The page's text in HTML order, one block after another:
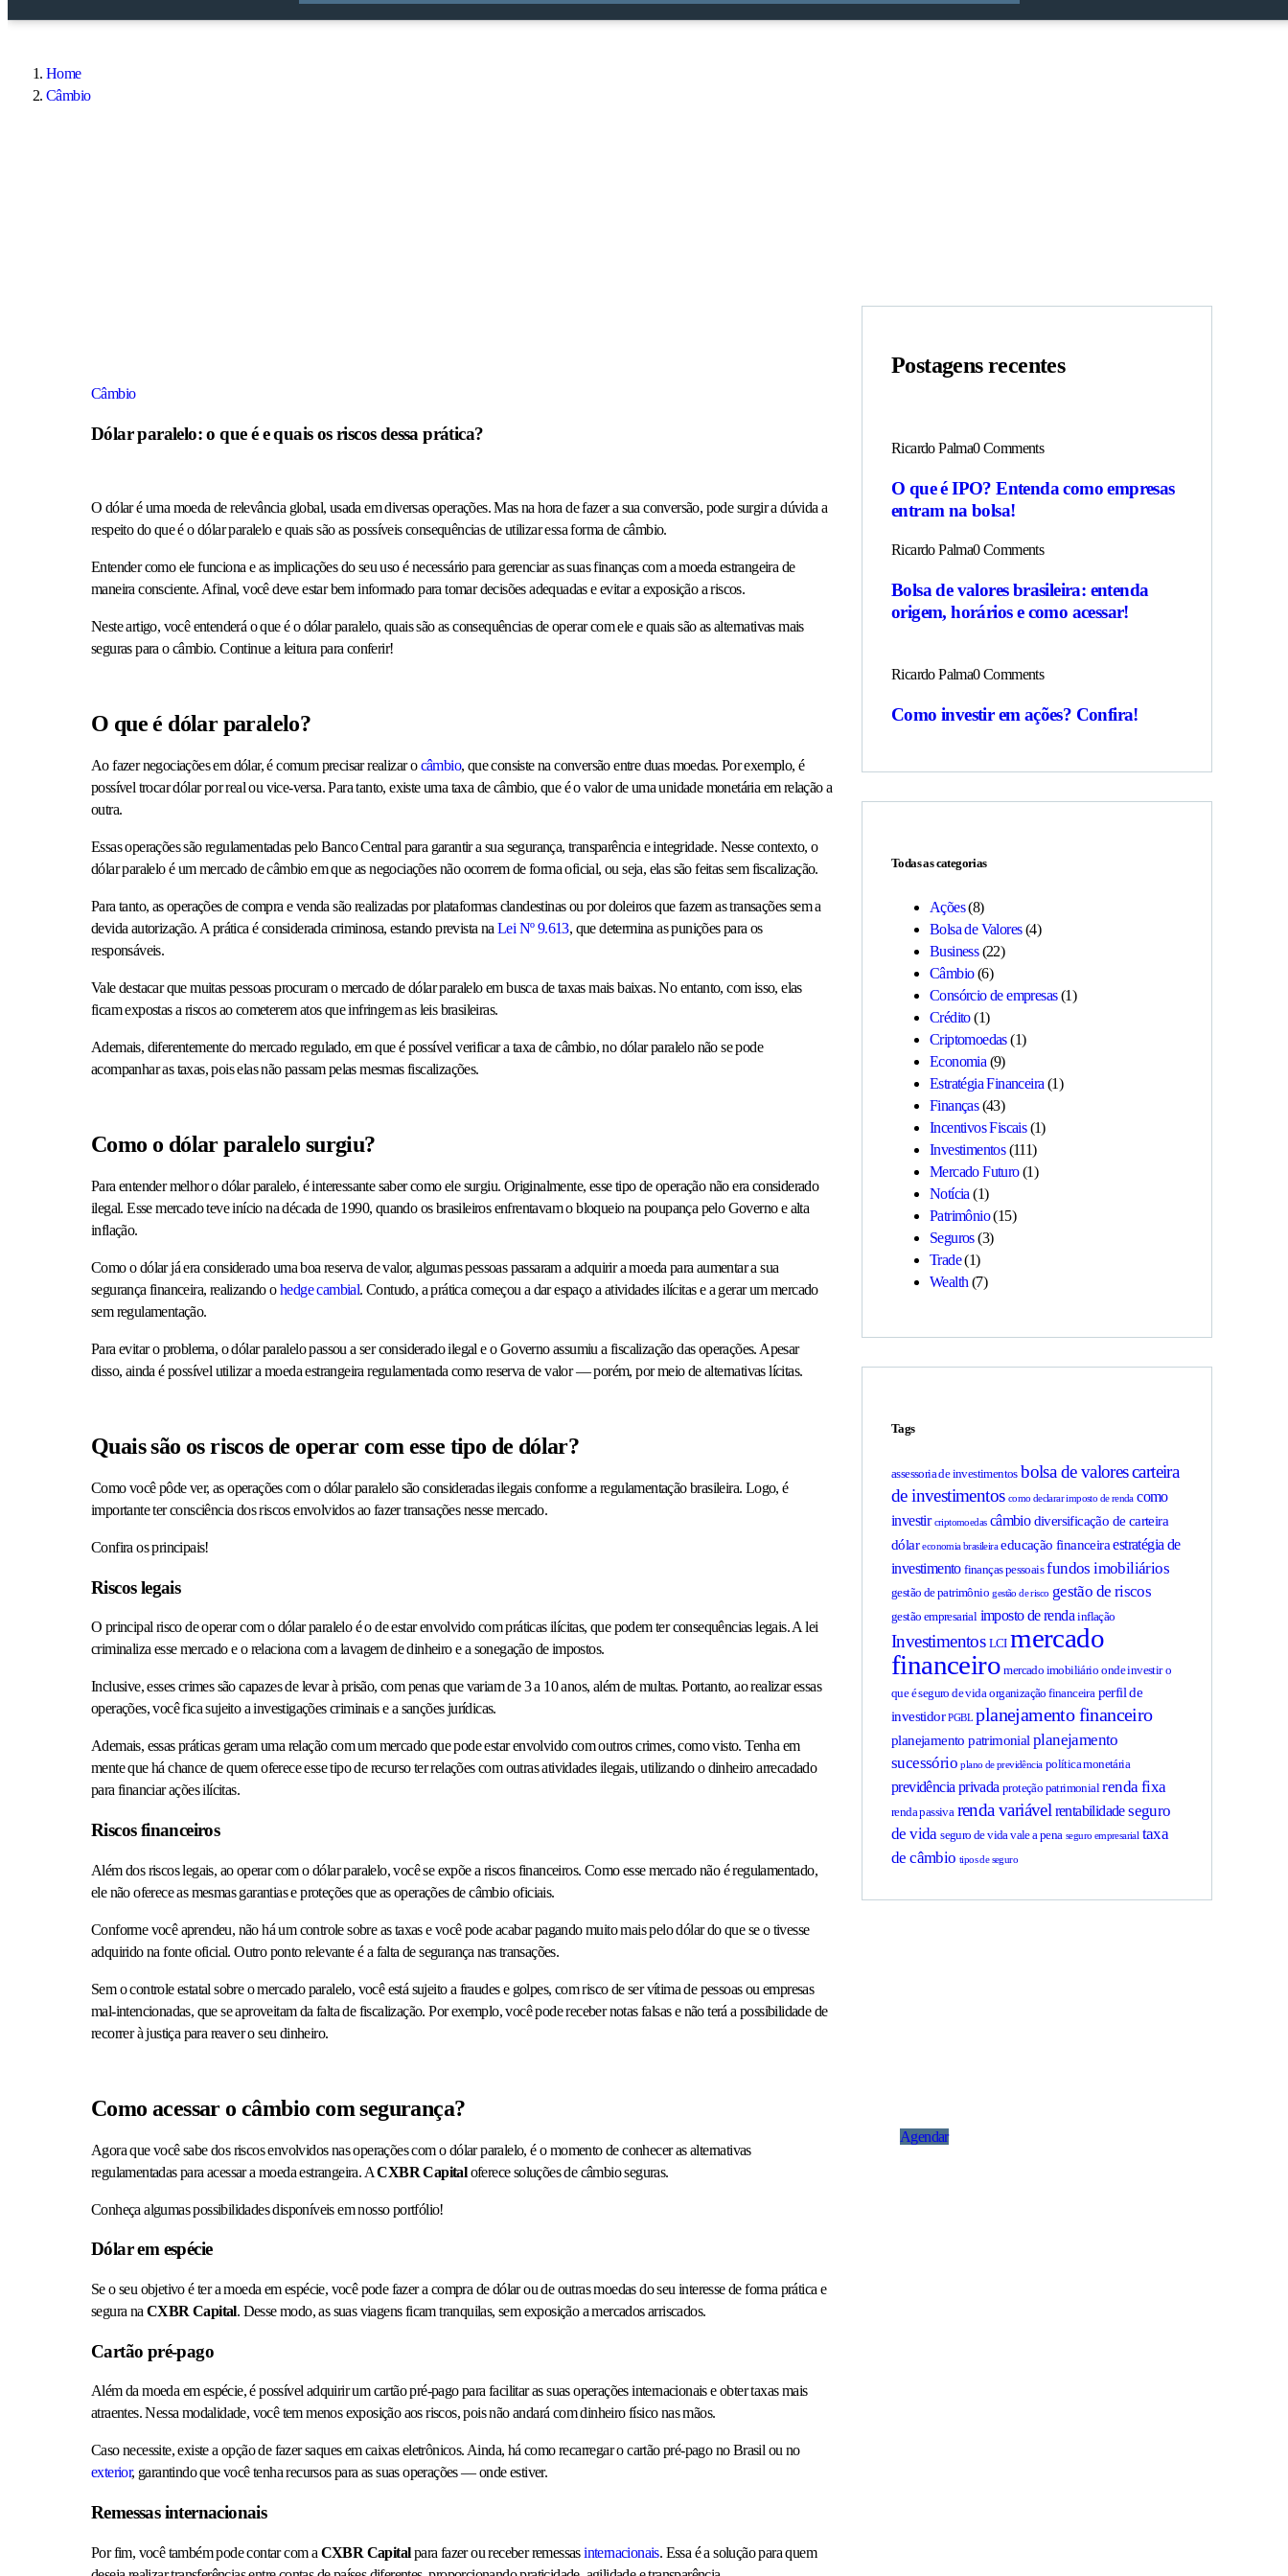
Home
Câmbio
Câmbio
Dólar paralelo: o que é e quais os riscos dessa prática?
O dólar é uma moeda de relevância global, usada em diversas operações. Mas na hora de fazer a sua conversão, pode surgir a dúvida a
respeito do que é o dólar paralelo e quais são as possíveis consequências de utilizar essa forma de câmbio.
Entender como ele funciona e as implicações do seu uso é necessário para gerenciar as suas finanças com a moeda estrangeira de
maneira consciente. Afinal, você deve estar bem informado para tomar decisões adequadas e evitar a exposição a riscos.
Neste artigo, você entenderá o que é o dólar paralelo, quais são as consequências de operar com ele e quais são as alternativas mais
seguras para o câmbio. Continue a leitura para conferir!
O que é dólar paralelo?
Ao fazer negociações em dólar, é comum precisar realizar ocâmbio, que consiste na conversão entre duas moedas. Por exemplo, é
possível trocar dólar por real ou vice-versa. Para tanto, existe uma taxa de câmbio, que é o valor de uma unidade monetária em relação a
outra.
Essas operações são regulamentadas pelo Banco Central para garantir a sua segurança, transparência e integridade. Nesse contexto, o
dólar paralelo é um mercado de câmbio em que as negociações não ocorrem de forma oficial, ou seja, elas são feitas sem fiscalização.
Para tanto, as operações de compra e venda são realizadas por plataformas clandestinas ou por doleiros que fazem as transações sem a
devida autorização. A prática é considerada criminosa, estando prevista na Lei Nº 9.613, que determina as punições para os
responsáveis.
Vale destacar que muitas pessoas procuram o mercado de dólar paralelo em busca de taxas mais baixas. No entanto, com isso, elas
ficam expostas a riscos ao cometerem atos que infringem as leis brasileiras.
Ademais, diferentemente do mercado regulado, em que é possível verificar a taxa de câmbio, no dólar paralelo não se pode
acompanhar as taxas, pois elas não passam pelas mesmas fiscalizações.
Como o dólar paralelo surgiu?
Para entender melhor o dólar paralelo, é interessante saber como ele surgiu. Originalmente, esse tipo de operação não era considerado
ilegal. Esse mercado teve início na década de 1990, quando os brasileiros enfrentavam o bloqueio na poupança pelo Governo e alta
inflação.
Como o dólar já era considerado uma boa reserva de valor, algumas pessoas passaram a adquirir a moeda para aumentar a sua
segurança financeira, realizando ohedge cambial. Contudo, a prática começou a dar espaço a atividades ilícitas e a gerar um mercado
sem regulamentação.
Para evitar o problema, o dólar paralelo passou a ser considerado ilegal e o Governo assumiu a fiscalização das operações. Apesar
disso, ainda é possível utilizar a moeda estrangeira regulamentada como reserva de valor — porém, por meio de alternativas lícitas.
Quais são os riscos de operar com esse tipo de dólar?
Como você pôde ver, as operações com o dólar paralelo são consideradas ilegais conforme a regulamentação brasileira. Logo, é
importante ter consciência dos riscos envolvidos ao fazer transações nesse mercado.
Confira os principais!
Riscos legais
O principal risco de operar com o dólar paralelo é o de estar envolvido com práticas ilícitas, que podem ter consequências legais. A lei
criminaliza esse mercado e o relaciona com a lavagem de dinheiro e a sonegação de impostos.
Inclusive, esses crimes são capazes de levar à prisão, com penas que variam de 3 a 10 anos, além de multas. Portanto, ao realizar essas
operações, você fica sujeito a investigações criminais e a sanções jurídicas.
Ademais, essas práticas geram uma relação com um mercado que pode estar envolvido com outros crimes, como visto. Tenha em
mente que há chance de quem oferece esse tipo de recurso ter relações com outras atividades ilegais, utilizando o dinheiro arrecadado
para financiar ações ilícitas.
Riscos financeiros
Além dos riscos legais, ao operar com o dólar paralelo, você se expõe a riscos financeiros. Como esse mercado não é regulamentado,
ele não oferece as mesmas garantias e proteções que as operações de câmbio oficiais.
Conforme você aprendeu, não há um controle sobre as taxas e você pode acabar pagando muito mais pelo dólar do que se o tivesse
adquirido na fonte oficial. Outro ponto relevante é a falta de segurança nas transações.
Sem o controle estatal sobre o mercado paralelo, você está sujeito a fraudes e golpes, com risco de ser vítima de pessoas ou empresas
mal-intencionadas, que se aproveitam da falta de fiscalização. Por exemplo, você pode receber notas falsas e não terá a possibilidade de
recorrer à justiça para reaver o seu dinheiro.
Como acessar o câmbio com segurança?
Agora que você sabe dos riscos envolvidos nas operações com o dólar paralelo, é o momento de conhecer as alternativas
regulamentadas para acessar a moeda estrangeira. ACXBR Capitaloferece soluções de câmbio seguras.
Conheça algumas possibilidades disponíveis em nosso portfólio!
Dólar em espécie
Se o seu objetivo é ter a moeda em espécie, você pode fazer a compra de dólar ou de outras moedas do seu interesse de forma prática e
segura naCXBR Capital. Desse modo, as suas viagens ficam tranquilas, sem exposição a mercados arriscados.
Cartão pré-pago
Além da moeda em espécie, é possível adquirir um cartão pré-pago para facilitar as suas operações internacionais e obter taxas mais
atraentes. Nessa modalidade, você tem menos exposição aos riscos, pois não andará com dinheiro físico nas mãos.
Caso necessite, existe a opção de fazer saques em caixas eletrônicos. Ainda, há como recarregar o cartão pré-pago no Brasil ou no
exterior, garantindo que você tenha recursos para as suas operações — onde estiver.
Remessas internacionais
Por fim, você também pode contar com a CXBR Capitalpara fazer ou receber remessasinternacionais. Essa é a solução para quem
Postagens recentes
Ricardo Palma0 Comments
O que é IPO? Entenda como empresas
entram na bolsa!
Ricardo Palma0 Comments
Bolsa de valores brasileira: entenda
origem, horários e como acessar!
Ricardo Palma0 Comments
Como investir em ações? Confira!
Todas as categorias
Ações (8)
Bolsa de Valores (4)
Business (22)
Câmbio (6)
Consórcio de empresas (1)
Crédito (1)
Criptomoedas (1)
Economia (9)
Estratégia Financeira (1)
Finanças (43)
Incentivos Fiscais (1)
Investimentos (111)
Mercado Futuro (1)
Notícia (1)
Patrimônio (15)
Seguros (3)
Trade (1)
Wealth (7)
Tags
assessoria de investimentos bolsa de valorescarteira
de investimentos como declarar imposto de renda como
investir criptomoedas câmbio diversificação de carteira
dólar economia brasileira educação financeira estratégia de
investimento finanças pessoais fundos imobiliários
gestão de patrimônio gestão de risco gestão de riscos
gestão empresarial imposto de renda inflação
Investimentos LCI mercado
financeiro mercado imobiliário onde investir o
que é seguro de vida organização financeira perfil de
investidor PGBL planejamento financeiro
planejamento patrimonial planejamento
sucessório plano de previdência política monetária
previdência privada proteção patrimonial renda fixa
renda passiva renda variável rentabilidadeseguro
de vida seguro de vida vale a pena seguro empresarial taxa
de câmbio tipos de seguro
Agendar